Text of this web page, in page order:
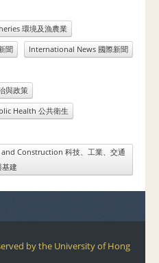
環境及漁農業
聞
International News 國際新聞
與政策
Health 公共衛生
Construction 科技、工業、交通
基建
by the University of Hong